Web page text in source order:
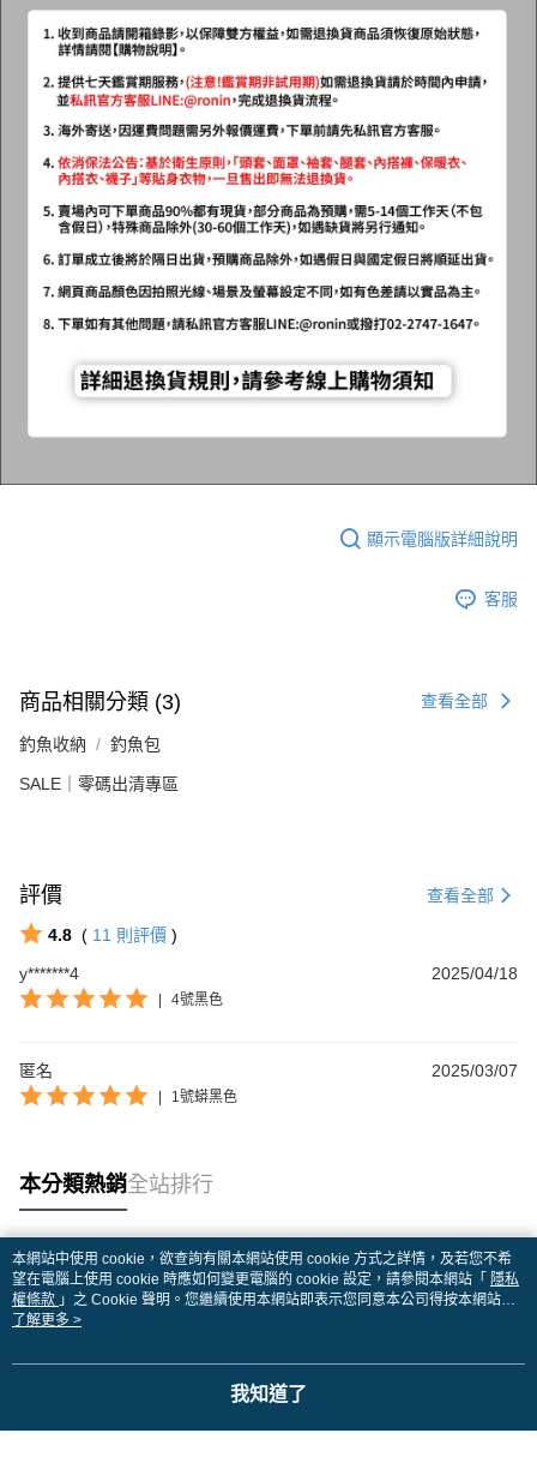
顯示電腦版詳細說明
客服
商品相關分類 (3) 查看全部
釣魚收納 釣魚包
SALE｜零碼出清專區
評價 查看全部
4.8 ( 11 則評價 )
y*******4
2025/04/18
4號黑色
匿名 2025/03/07
1號蟒黑色
本分類熱銷全站排行
熱門標籤
本網站中使用 cookie，欲查詢有關本網站使用 cookie 方式之詳情，及若您不希
望在電腦上使用 cookie 時應如何變更電腦的 cookie 設定，請參閱本網站「 隱私
權條款 」之 Cookie 聲明。您繼續使用本網站即表示您同意本公司得按本網站使
用條款之 Cookie 聲明使用 cookie。
了解更多 >
我知道了